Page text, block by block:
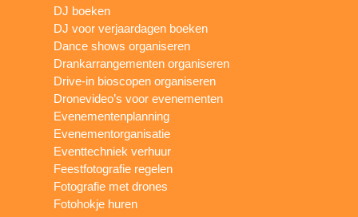
DJ boeken
DJ voor verjaardagen boeken
Dance shows organiseren
Drankarrangementen organiseren
Drive-in bioscopen organiseren
Dronevideo’s voor evenementen
Evenementenplanning
Evenementorganisatie
Eventtechniek verhuur
Feestfotografie regelen
Fotografie met drones
Fotohokje huren